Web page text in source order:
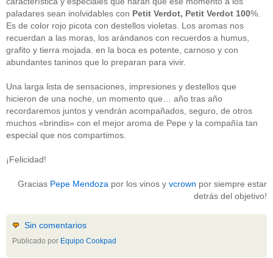
paladares sean inolvidables con Petit Verdot, Petit Verdot 100%.
Es de color rojo picota con destellos violetas. Los aromas nos
recuerdan a las moras, los arándanos con recuerdos a humus,
grafito y tierra mojada. en la boca es potente, carnoso y con
abundantes taninos que lo preparan para vivir.
Una larga lista de sensaciones, impresiones y destellos que
hicieron de una noche, un momento que… año tras año
recordaremos juntos y vendrán acompañados, seguro, de otros
muchos «brindis» con el mejor aroma de Pepe y la compañía tan
especial que nos compartimos.
¡Felicidad!
Gracias Pepe Mendoza por los vinos y vcrown por siempre estar
detrás del objetivo!
Sin comentarios
Publicado por Equipo Cookpad